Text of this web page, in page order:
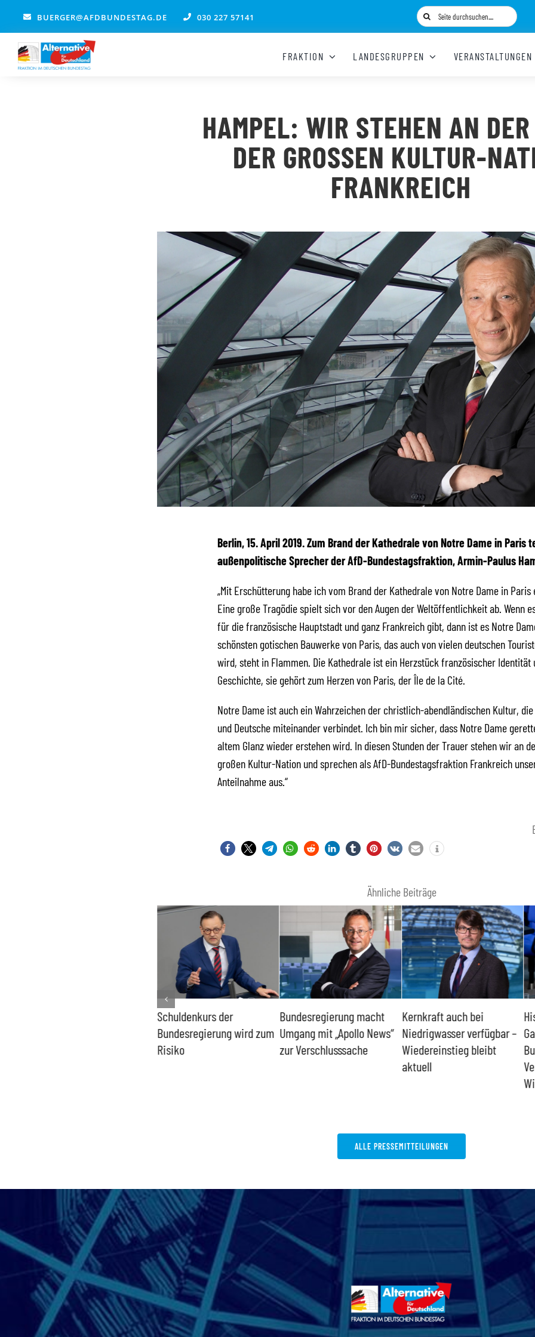
springen
BUERGER@AFDBUNDESTAG.DE 030 227 57141
Suche
nach:
FRAKTION LANDESGRUPPEN VERANSTALTUNGEN
HAMPEL: WIR STEHEN AN
DER GROSSEN KULTUR-
RANKREICH
Berlin, 15. April 2019. Zum Brand der Kathedrale von Notre Dame in Paris
außenpolitische Sprecher der AfD-Bundestagsfraktion, Armin-Paulus
„Mit Erschütterung habe ich vom Brand der Kathedrale von Notre Dame in
Eine große Tragödie spielt sich vor den Augen der Weltöffentlichkeit ab. Wenn
für die französische Hauptstadt und ganz Frankreich gibt, dann ist es Notre
schönsten gotischen Bauwerke von Paris, das auch von vielen deutschen
wird, steht in Flammen. Die Kathedrale ist ein Herzstück französischer Identität
Geschichte, sie gehört zum Herzen von Paris, der Île de la Cité.
Notre Dame ist auch ein Wahrzeichen der christlich-abendländischen Kultur, die
und Deutsche miteinander verbindet. Ich bin mir sicher, dass Notre Dame
altem Glanz wieder erstehen wird. In diesen Stunden der Trauer stehen wir an
großen Kultur-Nation und sprechen als AfD-Bundestagsfraktion Frankreich
Anteilnahme aus.“
Ähnliche Beiträge
Schuldenkurs der
Bundesregierung wird zum
Risiko
Bundesregierung macht
Umgang mit „Apollo News“
zur Verschlusssache
Kernkraft auch bei
Niedrigwasser verfügbar –
Wiedereinstieg bleibt
aktuell
ALLE PRESSEMITTEILUNGEN